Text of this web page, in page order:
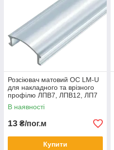
Розсіювач матовий ОС LM-U
для накладного та врізного
профілю ЛПВ7, ЛПВ12, ЛП7
2м
В наявності
13 ₴/пог.м
Купити